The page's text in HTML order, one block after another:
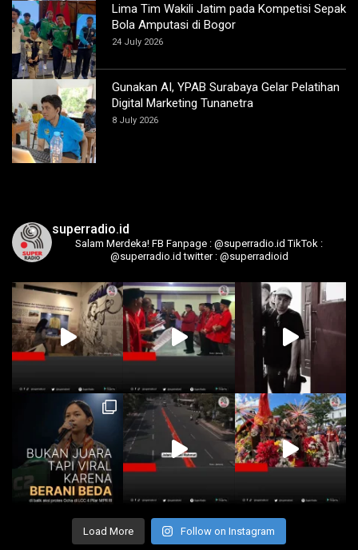
Lima Tim Wakili Jatim pada Kompetisi Sepak
Bola Amputasi di Bogor
24 July 2026
Gunakan AI, YPAB Surabaya Gelar Pelatihan
Digital Marketing Tunanetra
8 July 2026
superradio.id
Salam Merdeka! FB Fanpage : @superradio.id TikTok :
@superradio.id twitter : @superradioid
Load More Follow on Instagram